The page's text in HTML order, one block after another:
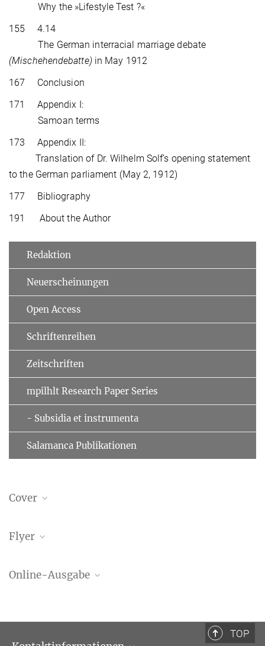
Why the »Lifestyle Test ?«
155 4.14
The German interracial marriage debate
(Mischehendebatte) in May 1912
167 Conclusion
171 Appendix I:
Samoan terms
173 Appendix II:
Translation of Dr. Wilhelm Solf’s opening statement
to the German parliament (May 2, 1912)
177 Bibliography
191 About the Author
Redaktion
Neuerscheinungen
Open Access
Schriftenreihen
Zeitschriften
mpilhlt Research Paper Series
- Subsidia et instrumenta
Salamanca Publikationen
Cover
Flyer
ePaper | GPLH Volume 27
369.57 kB
Online-Ausgabe
TOP